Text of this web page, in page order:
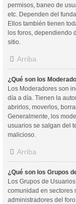
permisos, baneo de
etc. Dependen del
Ellos también tienen
los foros, dependiendo
sitio.
Arriba
¿Qué son los
Los Moderadores son
día a día. Tienen la
abrirlos, moverlos,
Generalmente, los
usuarios se salgan del
malicioso.
Arriba
¿Qué son los Grupos
Los Grupos de
comunidad en sectores
administradores del